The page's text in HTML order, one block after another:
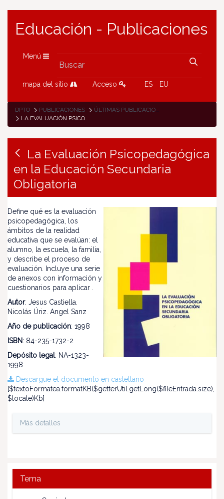
Educación - Publicaciones
Menú
mapa del sitio Acceso ES EU
DPTO PUBLICACIONES
ÚLTIMAS PUBLICACIONES
LA EVALUACIÓN PSICOPEDAGÓGICA EN LA EDUCACIÓN SECUNDARIA OBLIGATORIA
La Evaluación Psicopedagógica
en la Educación Secundaria
Obligatoria
Define qué es la evaluación
psicopedagógica, los
ámbitos de la realidad
educativa que se evalúan: el
alumno, la escuela, la familia,
y describe el proceso de
evaluación. Incluye una serie
de anexos con información y
cuestionarios para aplicar .
Autor: Jesus Castiella.
Nicolás Úriz. Angel Sanz
Año de publicación: 1998
ISBN: 84-235-1732-2
Depósito legal: NA-1323-
1998
Descargue el documento en castellano
[$textoFormatea.formatKB($getterUtil.getLong($fileEntrada.size),
$locale)Kb]
Más detalles
Tema